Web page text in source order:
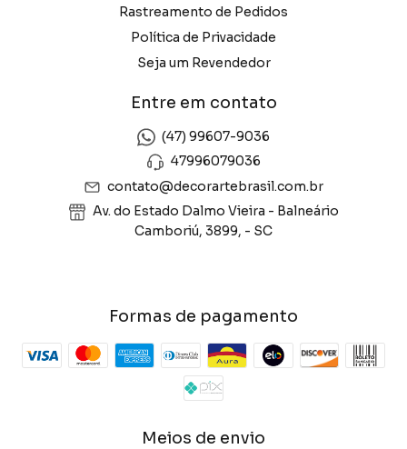
Rastreamento de Pedidos
Política de Privacidade
Seja um Revendedor
Entre em contato
(47) 99607-9036
47996079036
contato@decorartebrasil.com.br
Av. do Estado Dalmo Vieira - Balneário
Camboriú, 3899, - SC
Formas de pagamento
Meios de envio